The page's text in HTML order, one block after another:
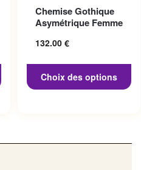
Chemise Gothique
Asymétrique Femme
132.00 €
Choix des options
variations. Les options
peuvent être choisies sur la
page du produit